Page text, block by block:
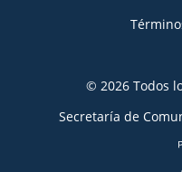
© 2026 Todos
Secretaría de